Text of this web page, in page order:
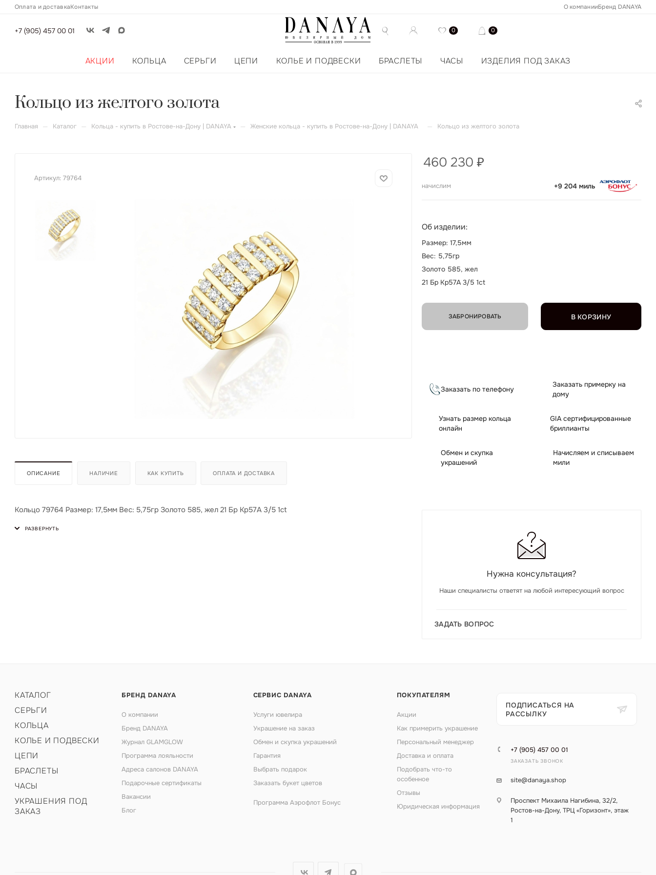
Оплата и доставкаКонтакты О компанииБренд DANAYA
+7 (905) 457 00 01 0 0
АКЦИИ КОЛЬЦА СЕРЬГИ ЦЕПИ КОЛЬЕ И ПОДВЕСКИ БРАСЛЕТЫ ЧАСЫ ИЗДЕЛИЯ ПОД ЗАКАЗ
Кольцо из желтого золота
Главная — Каталог — Кольца - купить в Ростове-на-Дону | DANAYA — Женские кольца - купить в Ростове-на-Дону | DANAYA — Кольцо из желтого золота
Артикул: 79764
ОПИСАНИЕ НАЛИЧИЕ КАК КУПИТЬ ОПЛАТА И ДОСТАВКА
Кольцо 79764 Размер: 17,5мм Вес: 5,75гр Золото 585, жел 21 Бр Кр57А 3/5 1ct
460 230 ₽
начислим +9 204 миль
В КОРЗИНУ
Об изделии:
Размер: 17,5мм
Вес: 5,75гр
Золото 585, жел
21 Бр Кр57А 3/5 1ct
ЗАБРОНИРОВАТЬ
Заказать по телефону
Заказать примерку на
дому
Узнать размер кольца
онлайн
GIA сертифицированные
бриллианты
Обмен и скупка
украшений
Начисляем и списываем
мили
Нужна консультация?
Наши специалисты ответят на любой интересующий вопрос
ЗАДАТЬ ВОПРОС
КАТАЛОГ
СЕРЬГИ
КОЛЬЦА
КОЛЬЕ И ПОДВЕСКИ
ЦЕПИ
БРАСЛЕТЫ
ЧАСЫ
УКРАШЕНИЯ ПОД
ЗАКАЗ
БРЕНД DANAYA
О компании
Бренд DANAYA
Журнал GLAMGLOW
Программа лояльности
Адреса салонов DANAYA
Подарочные сертификаты
Вакансии
Блог
СЕРВИС DANAYA
Услуги ювелира
Украшение на заказ
Обмен и скупка украшений
Гарантия
Выбрать подарок
Заказать букет цветов
Программа Аэрофлот Бонус
ПОКУПАТЕЛЯМ
Акции
Как примерить украшение
Персональный менеджер
Доставка и оплата
Подобрать что-то
особенное
Отзывы
Юридическая информация
ПОДПИСАТЬСЯ НА
РАССЫЛКУ
+7 (905) 457 00 01
ЗАКАЗАТЬ ЗВОНОК
site@danaya.shop
Проспект Михаила Нагибина, 32/2,
Ростов-на-Дону, ТРЦ «Горизонт», этаж
1